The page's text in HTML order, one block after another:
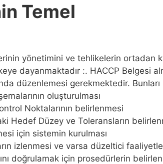
Temel
yönetimini ve tehlikelerin ortadan
dayanmaktadır :. HACCP Belgesi
düzenlemesi gerekmektedir. Bunları
oluşturulması
Noktalarının belirlenmesi
Hedef Düzey ve Toleransların
için sistemin kurulması
izlenmesi ve varsa düzeltici
doğrulamak için prosedürlerin